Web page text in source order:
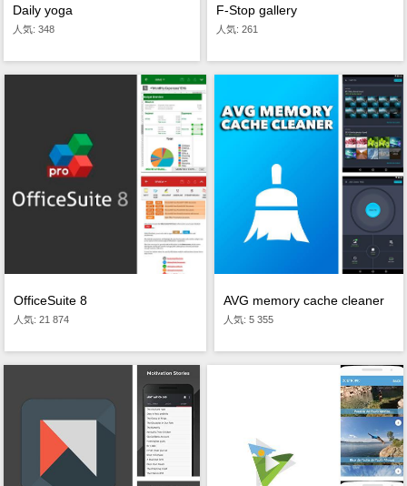
Daily yoga
人気: 348
F-Stop gallery
人気: 261
OfficeSuite 8
人気: 21 874
AVG memory cache cleaner
人気: 5 355